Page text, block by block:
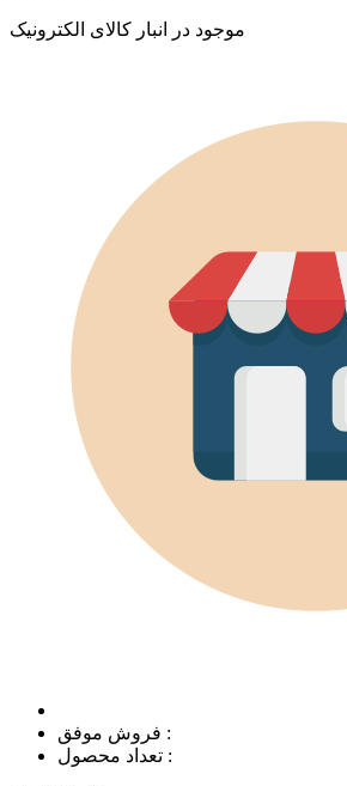
موجود در انبار کالای الکترونیک
فروش موفق :
تعداد محصول :